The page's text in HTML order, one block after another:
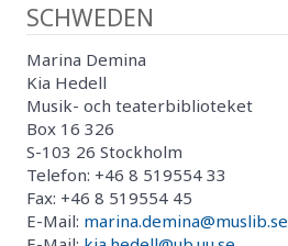
SCHWEDEN
Marina Demina
Kia Hedell
Musik- och teaterbiblioteket
Box 16 326
S-103 26 Stockholm
Telefon: +46 8 519554 33
Fax: +46 8 519554 45
E-Mail: marina.demina@muslib.se